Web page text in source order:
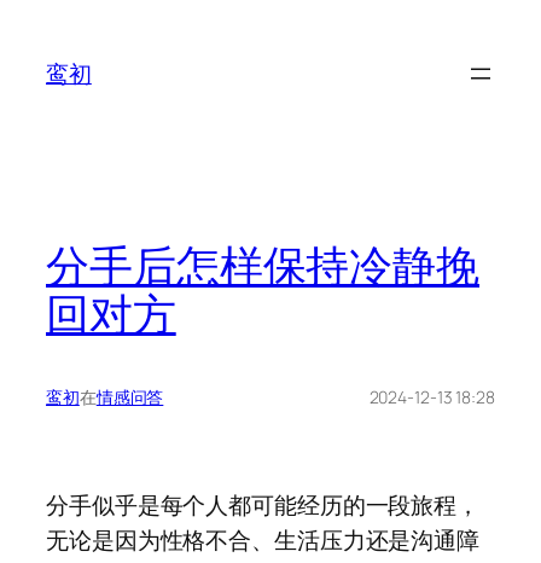
鸾初
分手后怎样保持冷静挽
回对方
鸾初在情感问答 2024-12-13 18:28
分手似乎是每个人都可能经历的一段旅程，
无论是因为性格不合、生活压力还是沟通障